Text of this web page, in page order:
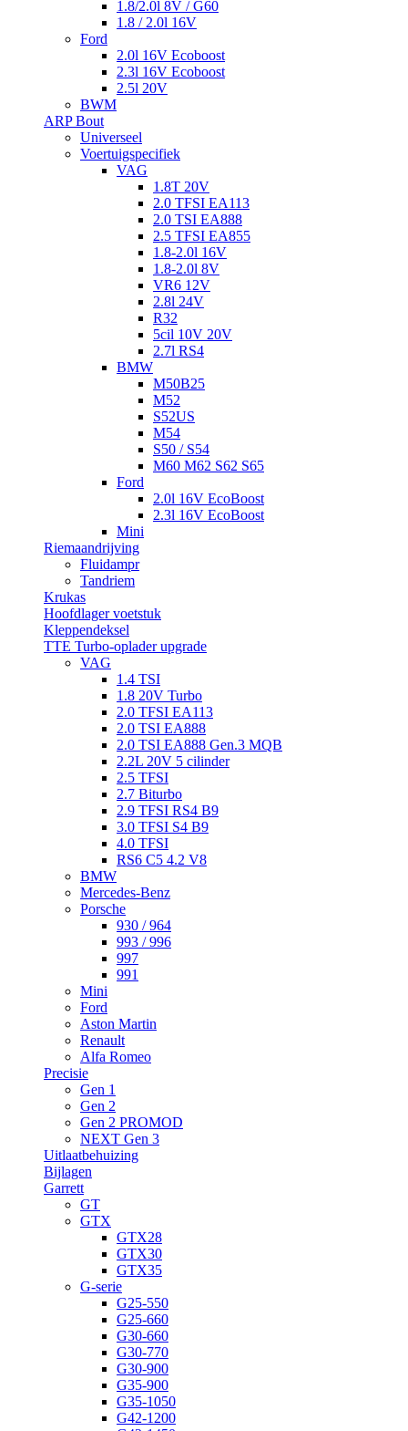
1.8/2.0l 8V / G60
1.8 / 2.0l 16V
Ford
2.0l 16V Ecoboost
2.3l 16V Ecoboost
2.5l 20V
BWM
ARP Bout
Universeel
Voertuigspecifiek
VAG
1.8T 20V
2.0 TFSI EA113
2.0 TSI EA888
2.5 TFSI EA855
1.8-2.0l 16V
1.8-2.0l 8V
VR6 12V
2.8l 24V
R32
5cil 10V 20V
2.7l RS4
BMW
M50B25
M52
S52US
M54
S50 / S54
M60 M62 S62 S65
Ford
2.0l 16V EcoBoost
2.3l 16V EcoBoost
Mini
Riemaandrijving
Fluidampr
Tandriem
Krukas
Hoofdlager voetstuk
Kleppendeksel
TTE Turbo-oplader upgrade
VAG
1.4 TSI
1.8 20V Turbo
2.0 TFSI EA113
2.0 TSI EA888
2.0 TSI EA888 Gen.3 MQB
2.2L 20V 5 cilinder
2.5 TFSI
2.7 Biturbo
2.9 TFSI RS4 B9
3.0 TFSI S4 B9
4.0 TFSI
RS6 C5 4.2 V8
BMW
Mercedes-Benz
Porsche
930 / 964
993 / 996
997
991
Mini
Ford
Aston Martin
Renault
Alfa Romeo
Precisie
Gen 1
Gen 2
Gen 2 PROMOD
NEXT Gen 3
Uitlaatbehuizing
Bijlagen
Garrett
GT
GTX
GTX28
GTX30
GTX35
G-serie
G25-550
G25-660
G30-660
G30-770
G30-900
G35-900
G35-1050
G42-1200